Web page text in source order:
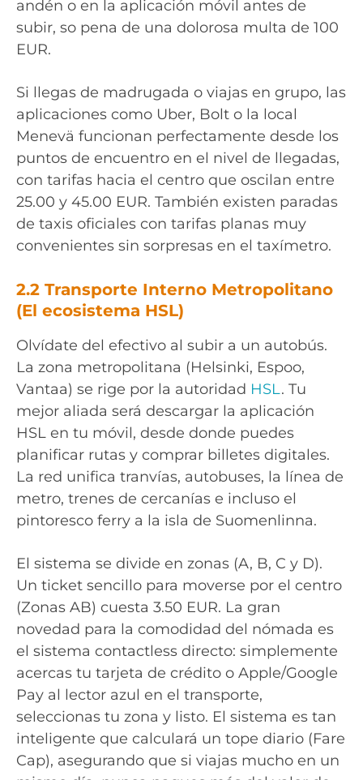
andén o en la aplicación móvil antes de
subir, so pena de una dolorosa multa de 100
EUR.
Si llegas de madrugada o viajas en grupo, las
aplicaciones como Uber, Bolt o la local
Menevä funcionan perfectamente desde los
puntos de encuentro en el nivel de llegadas,
con tarifas hacia el centro que oscilan entre
25.00 y 45.00 EUR. También existen paradas
de taxis oficiales con tarifas planas muy
convenientes sin sorpresas en el taxímetro.
2.2 Transporte Interno Metropolitano
(El ecosistema HSL)
Olvídate del efectivo al subir a un autobús.
La zona metropolitana (Helsinki, Espoo,
Vantaa) se rige por la autoridad HSL. Tu
mejor aliada será descargar la aplicación
HSL en tu móvil, desde donde puedes
planificar rutas y comprar billetes digitales.
La red unifica tranvías, autobuses, la línea de
metro, trenes de cercanías e incluso el
pintoresco ferry a la isla de Suomenlinna.
El sistema se divide en zonas (A, B, C y D).
Un ticket sencillo para moverse por el centro
(Zonas AB) cuesta 3.50 EUR. La gran
novedad para la comodidad del nómada es
el sistema contactless directo: simplemente
acercas tu tarjeta de crédito o Apple/Google
Pay al lector azul en el transporte,
seleccionas tu zona y listo. El sistema es tan
inteligente que calculará un tope diario (Fare
Cap), asegurando que si viajas mucho en un